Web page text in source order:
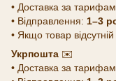
• Доставка за
• Відправлення: 1–3
• Якщо товар
Укрпошта ✉️
• Доставка за